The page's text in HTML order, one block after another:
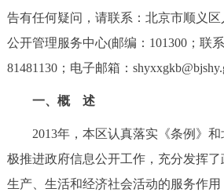
12345网上接诉即办 我要咨询
走进北京
告有任何疑问，请联系：北京市顺义
公开管理服务中心(邮编：101300；联
81481130；电子邮箱：
一、概 述
2013年，本区认真落实《条例》和
极推进政府信息公开工作，充分发挥
生产、生活和经济社会活动的服务作